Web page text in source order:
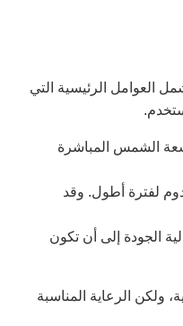
التعامل معها. تشمل العوامل الرئيسية التي
الشمس المباشرة
لفترة أطول. وقد
الجودة إلى أن تكون
ولكن الرعاية المناسبة